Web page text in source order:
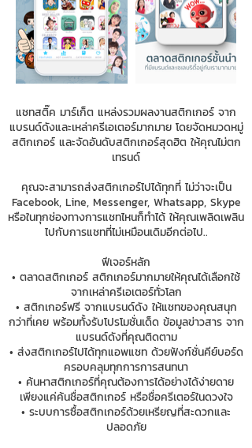
แชทสติ๊ค มาร์เก็ต แหล่งรวมผลงานสติกเกอร์ จาก
แบรนด์ดังและเหล่าครีเอเตอร์มากมาย โดยจัดหมวดหมู่
สติกเกอร์ และจัดอันดับสติกเกอร์สุดฮิต ให้คุณไม่ตก
เทรนด์
คุณจะสามารถส่งสติกเกอร์ไปได้ทุกที่ ไม่ว่าจะเป็น
Facebook, Line, Messenger, Whatsapp, Skype
หรือในทุกช่องทางการแชทไหนก็ทำได้ ให้คุณเพลิดเพลิน
ไปกับการแชทที่ไม่เหมือนเดิมอีกต่อไป..
ฟีเจอร์หลัก
• ตลาดสติกเกอร์ สติกเกอร์มากมายให้คุณได้เลือกใช้
จากเหล่าครีเอเตอร์ทั่วโลก
• สติกเกอร์ฟรี จากแบรนด์ดัง ให้แชทของคุณสนุก
กว่าที่เคย พร้อมทั้งรับโปรโมชั่นเด็ด ข้อมูลข่าวสาร จาก
แบรนด์ดังที่คุณติดตาม
• ส่งสติกเกอร์ไปได้ทุกแอพแชท ด้วยฟังก์ชั่นคีย์บอร์ด
ครอบคลุมทุกการการสนทนา
• ค้นหาสติกเกอร์ที่คุณต้องการได้อย่างได้ง่ายดาย
เพียงแค่ค้นชื่อสติกเกอร์ หรือชื่อครีเตอร์ในดวงใจ
• ระบบการซื้อสติกเกอร์ด้วยเหรียญที่สะดวกและ
ปลอดภัย